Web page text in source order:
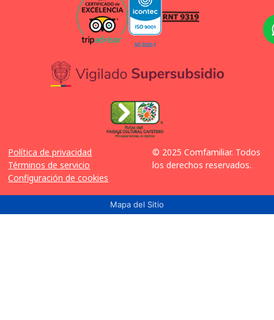
Política de privacidad
Términos de servicio
Configuración de cookies
© 2025 Comfamiliar. Todos
los derechos reservados.
Mapa del Sitio